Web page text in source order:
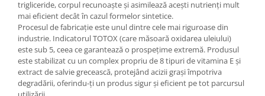
trigliceride, corpul recunoaște și asimilează acești nutrienți mult
mai eficient decât în cazul formelor sintetice.
Procesul de fabricație este unul dintre cele mai riguroase din
industrie. Indicatorul TOTOX (care măsoară oxidarea uleiului)
este sub 5, ceea ce garantează o prospețime extremă. Produsul
este stabilizat cu un complex propriu de 8 tipuri de vitamina E și
extract de salvie grecească, protejând acizii grași împotriva
degradării, oferindu-ți un produs sigur și eficient pe tot parcursul